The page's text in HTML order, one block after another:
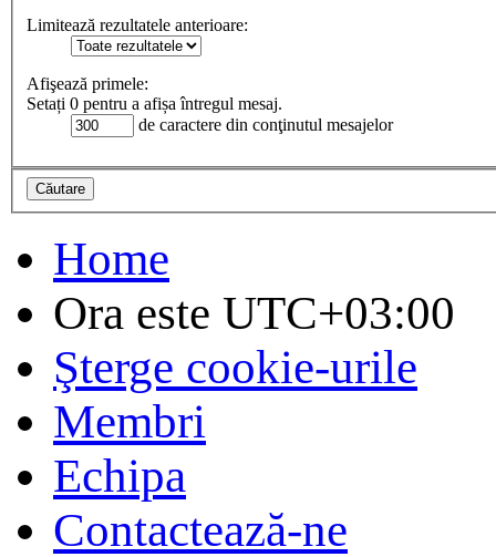
Limitează rezultatele anterioare:
Afişează primele:
Setați 0 pentru a afișa întregul mesaj.
de caractere din conţinutul mesajelor
Home
Ora este UTC+03:00
Şterge cookie-urile
Membri
Echipa
Contactează-ne